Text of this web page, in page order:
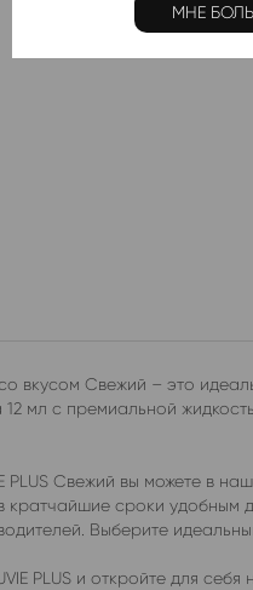
вкусом Свежий – это
мл с премиальной
PLUS Свежий вы можете в
кратчайшие сроки
Выберите
PLUS и откройте для
МНЕ